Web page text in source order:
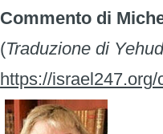
Commento di
(Traduzione di
https://